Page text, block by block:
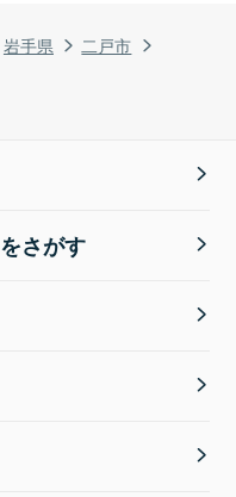
岩手県
二戸市
さがす